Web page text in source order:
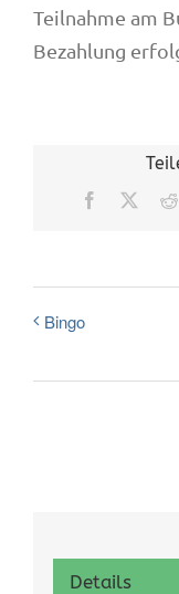
Teilnahme am
Bezahlung
Facebook
Bingo
Details